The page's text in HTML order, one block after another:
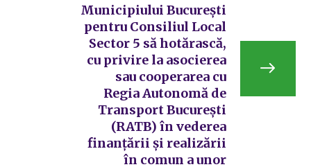
Municipiului București
pentru Consiliul Local
Sector 5 să hotărască,
cu privire la asocierea
sau cooperarea cu
Regia Autonomă de
Transport București
(RATB) în vederea
finanțării și realizării
în comun a unor